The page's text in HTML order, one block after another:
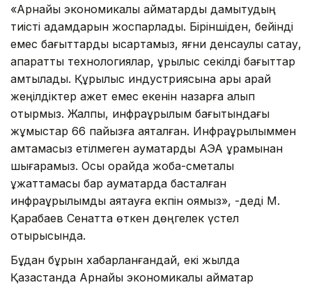
«Арнайы экономикалық аймақтарды дамытудың
тиісті қадамдарын жоспарладық. Біріншіден, бейінді
емес бағыттарды қысқартамыз, яғни денсаулық сақтау,
ақпараттық технологиялар, құрылыс секілді бағыттар
қамтылады. Құрылыс индустриясына ары қарай
жеңілдіктер қажет емес екенін назарға алып
отырмыз. Жалпы, инфрақұрылым бағытындағы
жұмыстар 66 пайызға аяқталған. Инфрақұрылыммен
қамтамасыз етілмеген аумақтарды АЭА құрамынан
шығарамыз. Осы орайда жоба-сметалық
құжаттамасы бар аумақтарда басталған
инфрақұрылымды аяқтауға екпін қоямыз», -деді М.
Қарабаев Сенатта өткен дөңгелек үстел
отырысында.
Бұдан бұрын хабарланғандай, екі жылда
Қазақстанда Арнайы экономикалық аймақтар